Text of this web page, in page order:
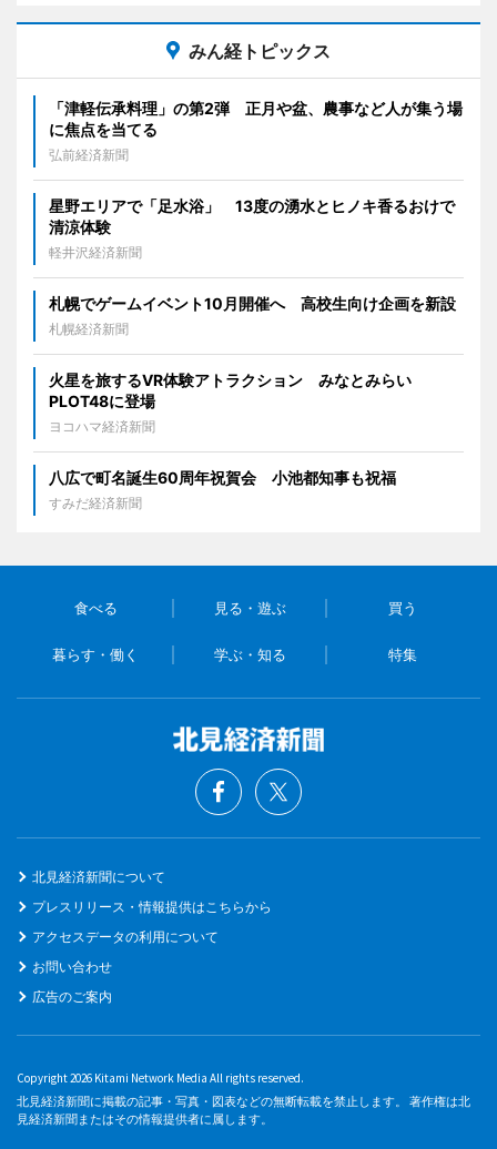
みん経トピックス
「津軽伝承料理」の第2弾 正月や盆、農事など人が集う場
に焦点を当てる
弘前経済新聞
星野エリアで「足水浴」 13度の湧水とヒノキ香るおけで
清涼体験
軽井沢経済新聞
札幌でゲームイベント10月開催へ 高校生向け企画を新設
札幌経済新聞
火星を旅するVR体験アトラクション みなとみらい
PLOT48に登場
ヨコハマ経済新聞
八広で町名誕生60周年祝賀会 小池都知事も祝福
すみだ経済新聞
食べる 見る・遊ぶ 買う
暮らす・働く 学ぶ・知る 特集
北見経済新聞について
プレスリリース・情報提供はこちらから
アクセスデータの利用について
お問い合わせ
広告のご案内
Copyright 2026 Kitami Network Media All rights reserved.
北見経済新聞に掲載の記事・写真・図表などの無断転載を禁止します。 著作権は北
見経済新聞またはその情報提供者に属します。